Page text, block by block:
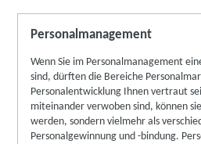
Personalmanagement
Wenn Sie im Personalmanagement
sind, dürften die Bereiche
Personalentwicklung Ihnen vertraut
miteinander verwoben sind, können
werden, sondern vielmehr als
Personalgewinnung und -bindung.